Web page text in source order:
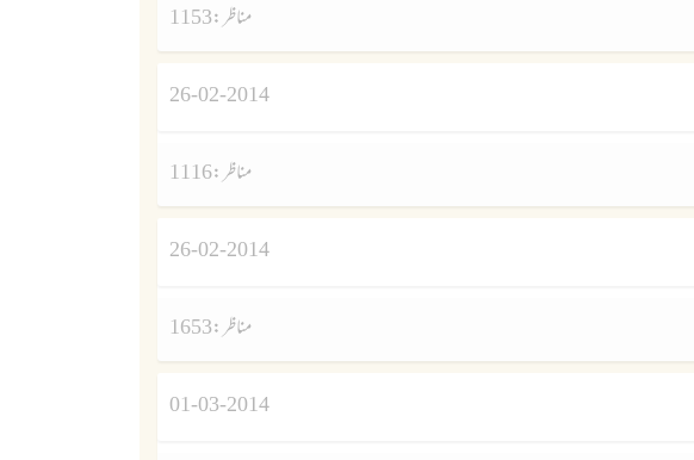
مناظر :1153
26-02-2014
مناظر :1116
26-02-2014
مناظر :1653
01-03-2014